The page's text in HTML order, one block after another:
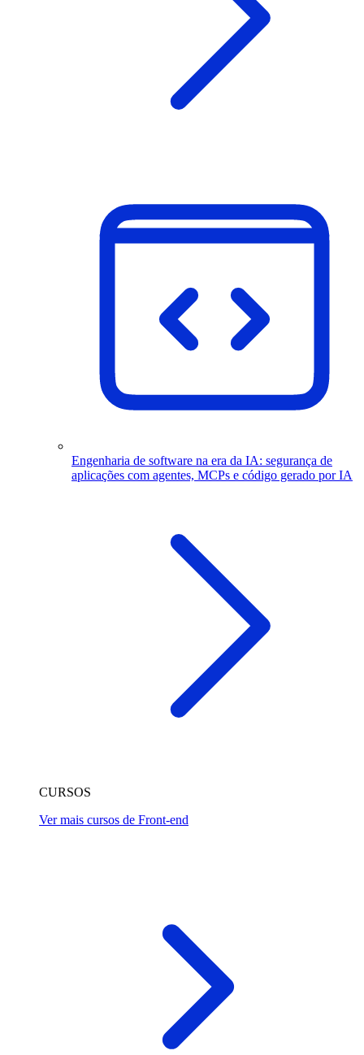
Engenharia de software na era da IA: segurança de
aplicações com agentes, MCPs e código gerado por IA
CURSOS
Ver mais cursos de Front-end